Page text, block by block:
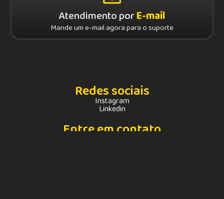
Atendimento porE-mail
Mande um e-mail agora para o suporte
Redes sociais
Instagram
Linkedin
Entre em contato